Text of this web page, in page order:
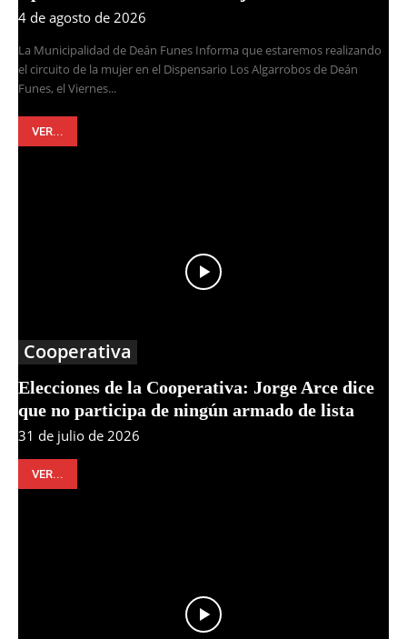
4 de agosto de 2026
La Municipalidad de Deán Funes Informa que estaremos realizando
el circuito de la mujer en el Dispensario Los Algarrobos de Deán
Funes, el Viernes...
VER...
Cooperativa
Elecciones de la Cooperativa: Jorge Arce dice
que no participa de ningún armado de lista
31 de julio de 2026
VER...